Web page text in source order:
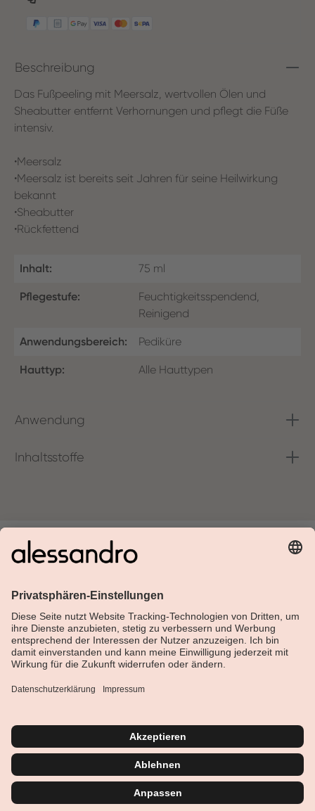
Beschreibung
Das Fußpeeling mit Meersalz, wertvollen Ölen und
Sheabutter entfernt Verhornungen und pflegt die Füße
intensiv.
•Meersalz
•Meersalz ist bereits seit Jahren für seine Heilwirkung
bekannt
•Sheabutter
•Rückfettend
Inhalt: 75 ml
Pflegestufe:
Feuchtigkeitsspendend,
Reinigend
Anwendungsbereich: Pediküre
Hauttyp: Alle Hauttypen
Anwendung
Inhaltsstoffe
Über Alessandro
Shop
Deutsch